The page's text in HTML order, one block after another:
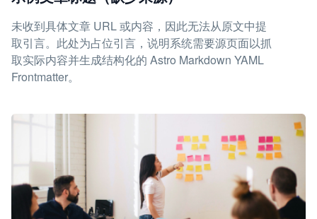
未收到具体文章 URL 或内容，因此无法从原文中提
取引言。此处为占位引言，说明系统需要源页面以抓
取实际内容并生成结构化的 Astro Markdown YAML
Frontmatter。